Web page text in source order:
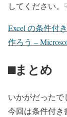
してください。
Excel の条件付
作ろう –
⬛︎まとめ
いかがだったで
今回は条件付き